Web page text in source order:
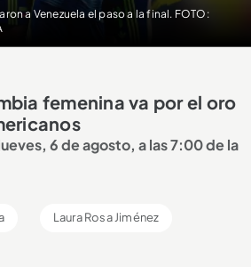
a Venezuela el paso a la final. FOTO:
femenina va por el oro
6 de agosto, a las 7:00 de la
Laura Rosa Jiménez